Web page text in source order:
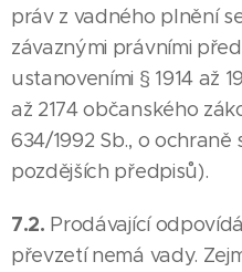
práv z vadného plnění
závaznými právními
ustanoveními § 1914 až
až 2174 občanského
634/1992 Sb., o
pozdějších předpisů).
7.2. Prodávající
převzetí nemá vady.